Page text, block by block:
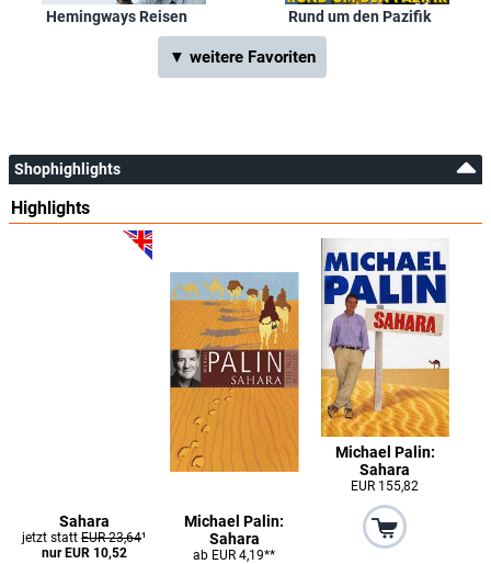
Hemingways Reisen Rund um den Pazifik
▼ weitere Favoriten
Shophighlights
Highlights
Sahara
jetzt stattEUR 23,64¹
nur EUR 10,52
Michael Palin:
Sahara
ab EUR 4,19**
Michael Palin:
Sahara
EUR 155,82